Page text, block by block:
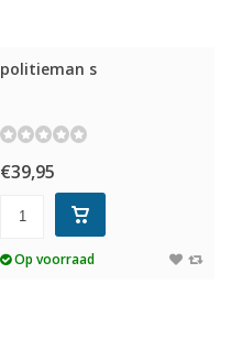
politieman s
€39,95
Op voorraad